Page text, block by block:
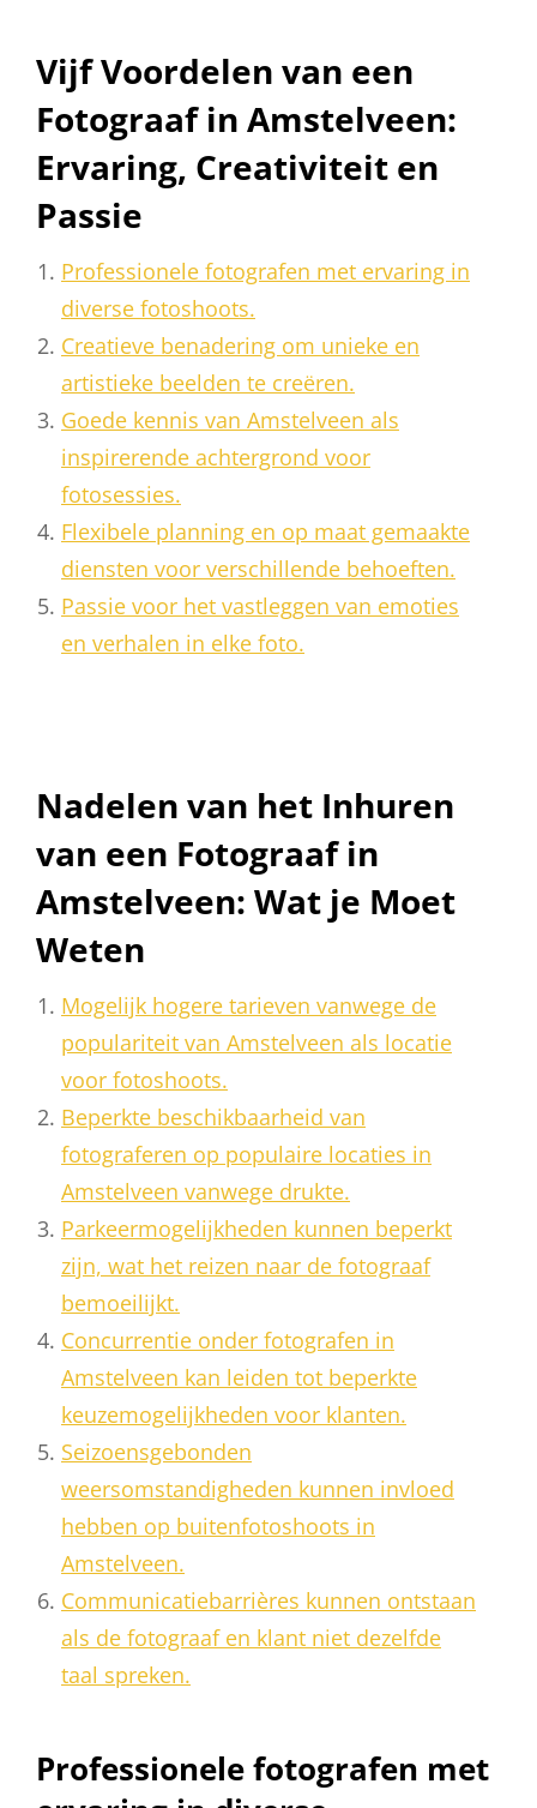
Vijf Voordelen van een
Fotograaf in Amstelveen:
Ervaring, Creativiteit en
Passie
Professionele fotografen met ervaring in
diverse fotoshoots.
Creatieve benadering om unieke en
artistieke beelden te creëren.
Goede kennis van Amstelveen als
inspirerende achtergrond voor
fotosessies.
Flexibele planning en op maat gemaakte
diensten voor verschillende behoeften.
Passie voor het vastleggen van emoties
en verhalen in elke foto.
Nadelen van het Inhuren
van een Fotograaf in
Amstelveen: Wat je Moet
Weten
Mogelijk hogere tarieven vanwege de
populariteit van Amstelveen als locatie
voor fotoshoots.
Beperkte beschikbaarheid van
fotograferen op populaire locaties in
Amstelveen vanwege drukte.
Parkeermogelijkheden kunnen beperkt
zijn, wat het reizen naar de fotograaf
bemoeilijkt.
Concurrentie onder fotografen in
Amstelveen kan leiden tot beperkte
keuzemogelijkheden voor klanten.
Seizoensgebonden
weersomstandigheden kunnen invloed
hebben op buitenfotoshoots in
Amstelveen.
Communicatiebarrières kunnen ontstaan
als de fotograaf en klant niet dezelfde
taal spreken.
Professionele fotografen met